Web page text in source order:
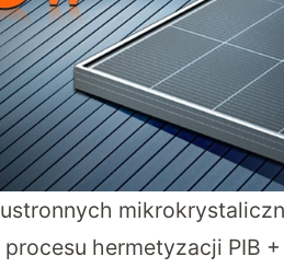
hermetyzacji PIB